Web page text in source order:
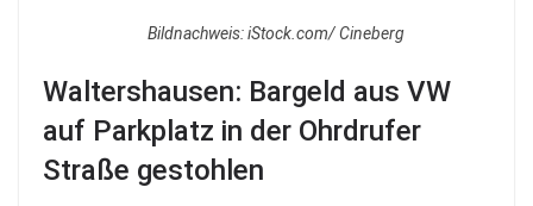
Bildnachweis: iStock.com/ Cineberg
Waltershausen: Bargeld aus VW
auf Parkplatz in der Ohrdrufer
Straße gestohlen